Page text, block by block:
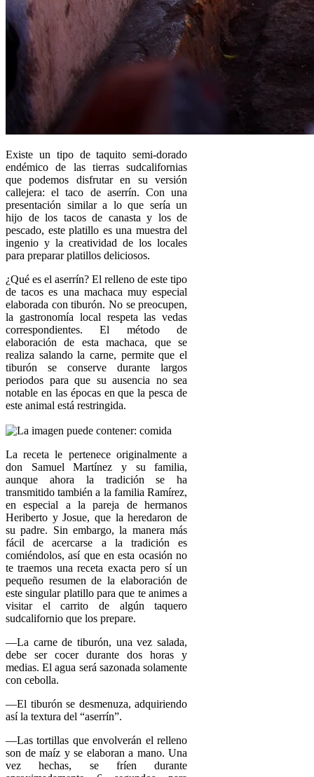
Existe un tipo de taquito semi-dorado
endémico de las tierras sudcalifornias
que podemos disfrutar en su versión
callejera: el taco de aserrín. Con una
presentación similar a lo que sería un
hijo de los tacos de canasta y los de
pescado, este platillo es una muestra del
ingenio y la creatividad de los locales
para preparar platillos deliciosos.
¿Qué es el aserrín? El relleno de este tipo
de tacos es una machaca muy especial
elaborada con tiburón. No se preocupen,
la gastronomía local respeta las vedas
correspondientes. El método de
elaboración de esta machaca, que se
realiza salando la carne, permite que el
tiburón se conserve durante largos
periodos para que su ausencia no sea
notable en las épocas en que la pesca de
este animal está restringida.
La receta le pertenece originalmente a
don Samuel Martínez y su familia,
aunque ahora la tradición se ha
transmitido también a la familia Ramírez,
en especial a la pareja de hermanos
Heriberto y Josue, que la heredaron de
su padre. Sin embargo, la manera más
fácil de acercarse a la tradición es
comiéndolos, así que en esta ocasión no
te traemos una receta exacta pero sí un
pequeño resumen de la elaboración de
este singular platillo para que te animes a
visitar el carrito de algún taquero
sudcalifornio que los prepare.
—La carne de tiburón, una vez salada,
debe ser cocer durante dos horas y
medias. El agua será sazonada solamente
con cebolla.
—El tiburón se desmenuza, adquiriendo
así la textura del “aserrín”.
—Las tortillas que envolverán el relleno
son de maíz y se elaboran a mano. Una
vez hechas, se fríen durante